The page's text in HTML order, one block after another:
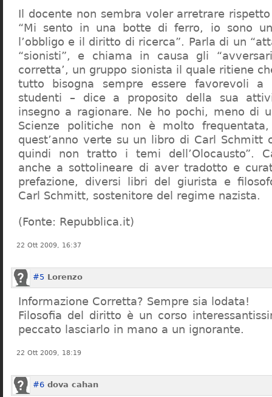
Il docente non sembra voler arretrare
“Mi sento in una botte di ferro, io sono
l’obbligo e il diritto di ricerca”. Parla di un
“sionisti”, e chiama in causa gli
corretta’, un gruppo sionista il quale ritiene
tutto bisogna sempre essere favorevoli a
studenti – dice a proposito della sua
insegno a ragionare. Ne ho pochi, meno di
Scienze politiche non è molto
quest’anno verte su un libro di Carl Schmitt
quindi non tratto i temi dell’Olocausto”.
anche a sottolineare di aver tradotto e
prefazione, diversi libri del giurista e
Carl Schmitt, sostenitore del regime nazista.
(Fonte: Repubblica.it)
22 Ott 2009, 16:37
#5 Lorenzo
Informazione Corretta? Sempre sia lodata!
Filosofia del diritto è un corso
peccato lasciarlo in mano a un ignorante.
22 Ott 2009, 18:19
#6 dova cahan